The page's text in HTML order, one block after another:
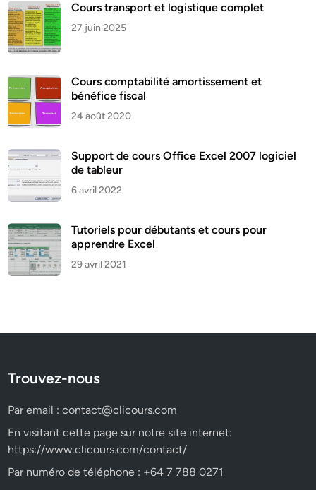
Cours transport et logistique complet
27 juin 2025
Cours comptabilité amortissement et
bénéfice fiscal
24 août 2020
Support de cours Office Excel 2007 logiciel
de tableur
6 avril 2022
Tutoriels pour débutants et cours pour
apprendre Excel
29 avril 2021
Trouvez-nous
Par email :contact@clicours.com
En visitant cette page sur notre site internet:
https://www.clicours.com/contact/
Par numéro de téléphone : +64 7 788 0271